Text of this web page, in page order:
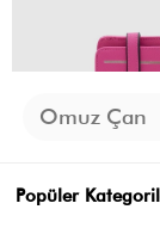
Popüler